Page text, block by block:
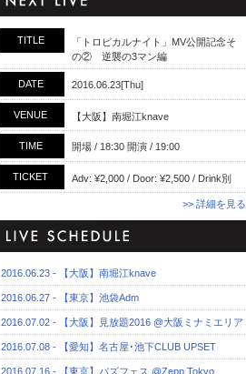
TITLE
「トロピカルナイト」MV公開記念そ
の② 逆襲の3マン編
DATE 2016.06.23[Thu]
VENUE 【大阪】南堀江knave
TIME 開場 / 18:30 開演 / 19:00
TICKET Adv: ¥2,000 / Door: ¥2,500 / Drink別
>> 詳細を見る
2016.06.23 - 【大阪】南堀江knave
2016.06.27 - 【東京】池袋Adm
2016.07.02 - 【大阪】見放題2016 @大阪ミナミエリア
2016.07.08 - 【愛知】名古屋･池下CLUB UPSET
2016.07.16 - 【東京】バズフェス @Zepp Tokyo